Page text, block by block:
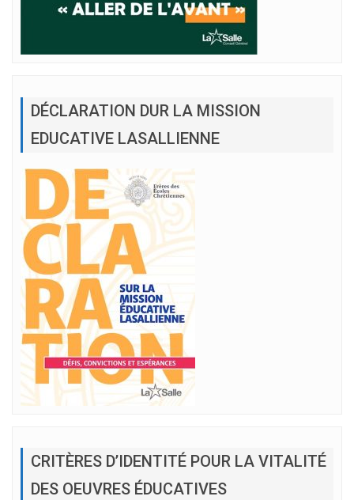
DÉCLARATION DUR LA MISSION
EDUCATIVE LASALLIENNE
CRITÈRES D’IDENTITÉ POUR LA VITALITÉ
DES OEUVRES ÉDUCATIVES